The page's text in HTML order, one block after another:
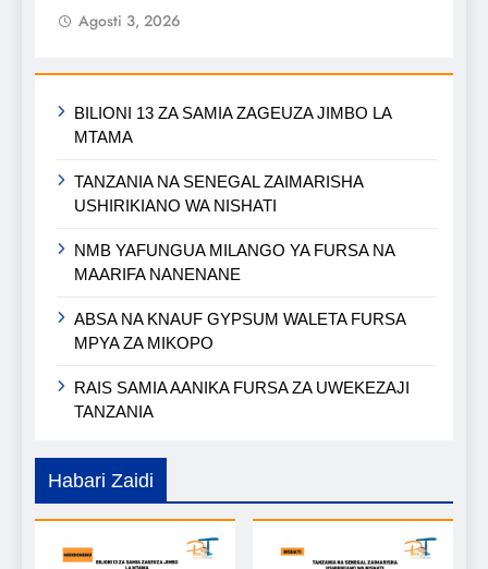
Agosti 3, 2026
BILIONI 13 ZA SAMIA ZAGEUZA JIMBO LA
MTAMA
TANZANIA NA SENEGAL ZAIMARISHA
USHIRIKIANO WA NISHATI
NMB YAFUNGUA MILANGO YA FURSA NA
MAARIFA NANENANE
ABSA NA KNAUF GYPSUM WALETA FURSA
MPYA ZA MIKOPO
RAIS SAMIA AANIKA FURSA ZA UWEKEZAJI
TANZANIA
Habari Zaidi